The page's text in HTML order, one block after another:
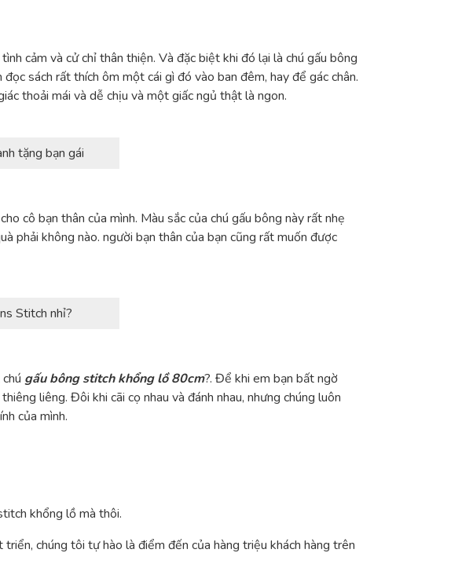
cảm và cử chỉ thân thiện. Và đặc biệt khi đó lại là chú gấu bông
sách rất thích ôm một cái gì đó vào ban đêm, hay để gác chân.
thoải mái và dễ chịu và một giấc ngủ thật là ngon.
tặng bạn gái
cô bạn thân của mình. Màu sắc của chú gấu bông này rất nhẹ
phải không nào. người bạn thân của bạn cũng rất muốn được
Stitch nhỉ?
gấu bông stitch khổng lồ 80cm?. Để khi em bạn bất ngờ
liêng. Đôi khi cãi cọ nhau và đánh nhau, nhưng chúng luôn
của mình.
khổng lồ mà thôi.
chúng tôi tự hào là điểm đến của hàng triệu khách hàng trên